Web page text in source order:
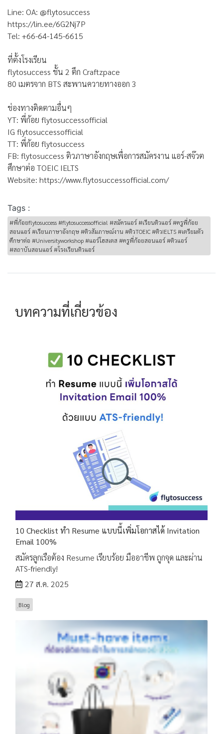
Line: OA: @flytosuccess
https://lin.ee/6G2Nj7P
Tel: +66-64-145-6615
ที่ตั้งโรงเรียน
flytosuccess ชั้น 2 ตึก Craftzpace
80 เมตรจาก BTS สะพานควายทางออก 3
ช่องทางติดตามอื่นๆ
YT: พี่ก้อย flytosuccessofficial
IG flytosuccessofficial
TT: พี่ก้อย flytosuccess
FB: flytosuccess ติวภาษาอังกฤษเพื่อการสมัครงาน แอร์-สจ๊วต
ศึกษาต่อ TOEIC IELTS
Website: https://www.flytosuccessofficial.com/
Tags :
#พี่ก้อยflytosuccess #flytosuccessofficial #สมัครแอร์ #เรียนติวแอร์ #ครูพี่ก้อย
สอนแอร์ #เรียนภาษาอังกฤษ #ติวสัมภาษณ์งาน #ติวTOEIC #ติวIELTS #เตรียมตัว
ศึกษาต่อ #Universityworkshop #แอร์โฮสเตส #ครูพี่ก้อยสอนแอร์ #ติวแอร์
#สถาบันสอนแอร์ #โรงเรียนติวแอร์
บทความที่เกี่ยวข้อง
10 Checklist ทำ Resume แบบนี้เพิ่มโอกาสได้ Invitation
Email 100%
สมัครลูกเรือต้อง Resume เรียบร้อย มืออาชีพ ถูกจุด และผ่าน
ATS-friendly!
27 ส.ค. 2025
ฺBlog